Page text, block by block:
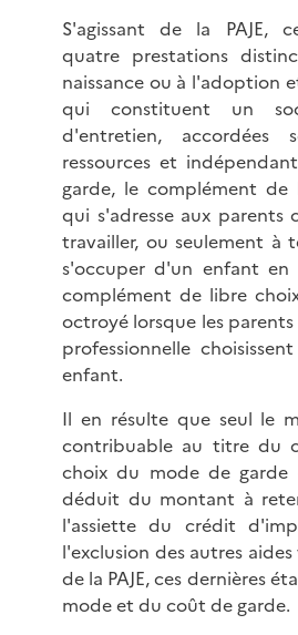
S'agissant de la PAJE,
quatre prestations
naissance ou à l'adoption
qui constituent un
d'entretien, accordées
ressources et
garde, le complément
qui s'adresse aux parents
travailler, ou seulement à
s'occuper d'un enfant
complément de libre
octroyé lorsque les
professionnelle
enfant.
Il en résulte que seul le
contribuable au titre du
choix du mode de garde
déduit du montant à
l'assiette du crédit
l'exclusion des autres
de la PAJE, ces dernières
mode et du coût de garde.